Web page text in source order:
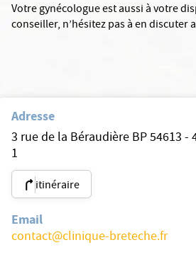
Votre gynécologue est aussi à votre
conseiller, n’hésitez pas à en discuter
Adresse
3 rue de la Béraudière BP 54613 -
1
itinéraire
Email
contact@clinique-breteche.fr